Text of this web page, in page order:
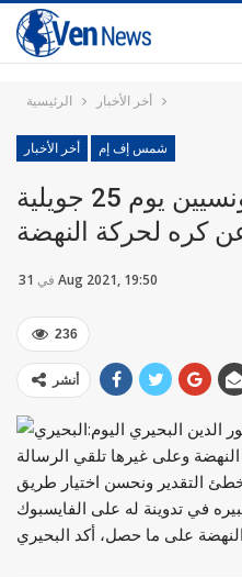
الرئيسية أخر الأخبار
أخر الأخبار شمس إف إم
البحيري: ‘غضب التونسيين يوم 25 جويلية
في 31 Aug 2021, 19:50
236
أنشر
الدين البحيري اليوم
2021، إنه على النهضة وعلى غيرها تلقي الرسالة
التقدير ونحسن اختيار طريق